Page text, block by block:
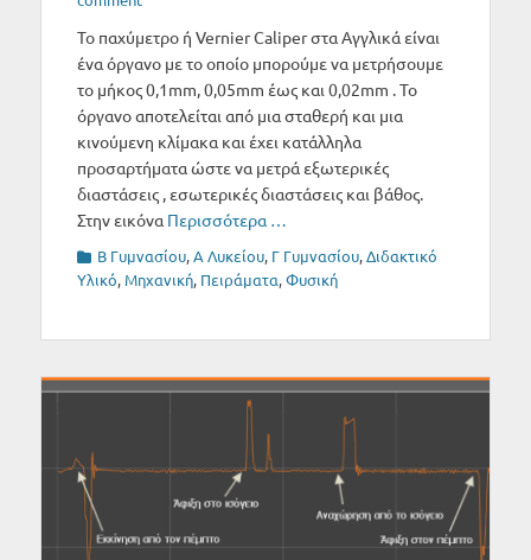
Το παχύμετρο ή Vernier Caliper στα Αγγλικά είναι
ένα όργανο με το οποίο μπορούμε να μετρήσουμε
το μήκος 0,1mm, 0,05mm έως και 0,02mm . Το
όργανο αποτελείται από μια σταθερή και μια
κινούμενη κλίμακα και έχει κατάλληλα
προσαρτήματα ώστε να μετρά εξωτερικές
διαστάσεις , εσωτερικές διαστάσεις και βάθος.
Στην εικόνα Περισσότερα …
Categories
B Γυμνασίου,Α Λυκείου, Γ Γυμνασίου,Διδακτικό
Υλικό, Μηχανική, Πειράματα,Φυσική